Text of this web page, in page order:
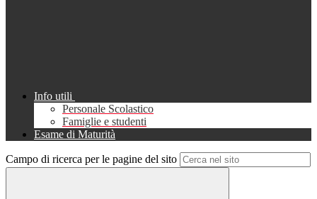
Info utili
Personale Scolastico
Famiglie e studenti
Esame di Maturità
Campo di ricerca per le pagine del sito